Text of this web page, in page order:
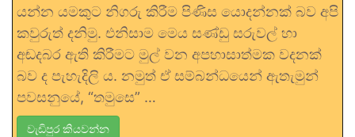
යන්න යමකුට නිගරු කිරීම පිණිස යොදන්නක් බව අපි
කවුරුත් දනිමු. එනිසාම මෙය සණ්ඩු සරුවල් හා
අඬදබර ඇති කිරීමට මුල් වන අපහාසාත්මක වදනක්
බව ද පැහැදිලි ය. නමුත් ඒ සම්බන්ධයෙන් ඇතැමුන්
පවසනුයේ, “තමුසෙ” …
වැඩිපුර කියවන්න